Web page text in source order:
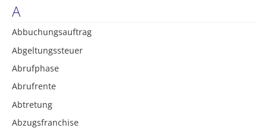
A
Abbuchungsauftrag
Abgeltungssteuer
Abrufphase
Abrufrente
Abtretung
Abzugsfranchise